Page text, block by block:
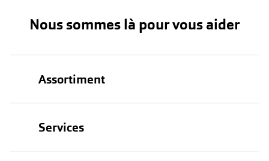
Nous sommes là pour vous aider
Assortiment
Services